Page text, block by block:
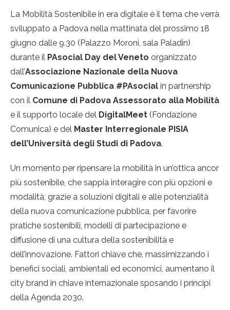
La Mobilità Sostenibile in era digitale è il tema che verrà
sviluppato a Padova nella mattinata del prossimo 18
giugno dalle 9.30 (Palazzo Moroni, sala Paladin)
durante il PAsocial Day del Veneto organizzato
dall’Associazione Nazionale della Nuova
Comunicazione Pubblica #PAsocial in partnership
con il Comune di Padova Assessorato alla Mobilità
e il supporto locale del DigitalMeet (Fondazione
Comunica) e del Master Interregionale PISIA
dell’Università degli Studi di Padova.
Un momento per ripensare la mobilità in un’ottica ancor
più sostenibile, che sappia interagire con più opzioni e
modalità, grazie a soluzioni digitali e alle potenzialità
della nuova comunicazione pubblica, per favorire
pratiche sostenibili, modelli di partecipazione e
diffusione di una cultura della sostenibilità e
dell’innovazione. Fattori chiave che, massimizzando i
benefici sociali, ambientali ed economici, aumentano il
city brand in chiave internazionale sposando i principi
della Agenda 2030.